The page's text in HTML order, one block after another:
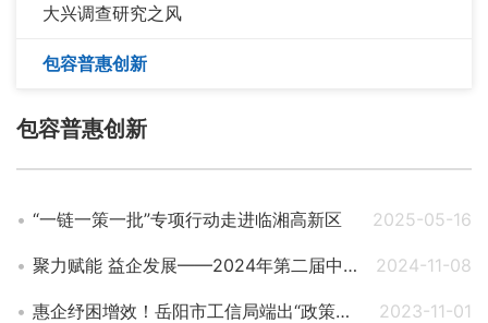
大兴调查研究之风
包容普惠创新
包容普惠创新
“一链一策一批”专项行动走进临湘高新区 2025-05-16
聚力赋能 益企发展——2024年第二届中小企业服务大会举行 2024-11-08
惠企纾困增效！岳阳市工信局端出“政策大礼包” 2023-11-01